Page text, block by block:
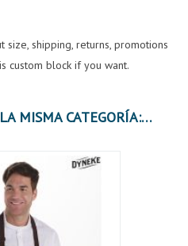
size, shipping, returns, promotions
custom block if you want.
30 PRODUCTOS MÁS EN LA MISMA CATEGORÍA: